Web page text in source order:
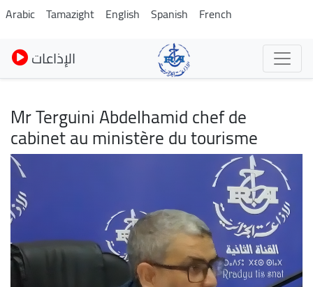
Pasar
al
contenido
principal
Arabic Tamazight English Spanish French
الإذاعات
Mr Terguini Abdelhamid chef de
cabinet au ministère du tourisme
Imagen